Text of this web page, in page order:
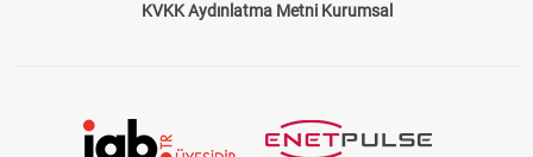
KVKK Aydınlatma Metni Kurumsal